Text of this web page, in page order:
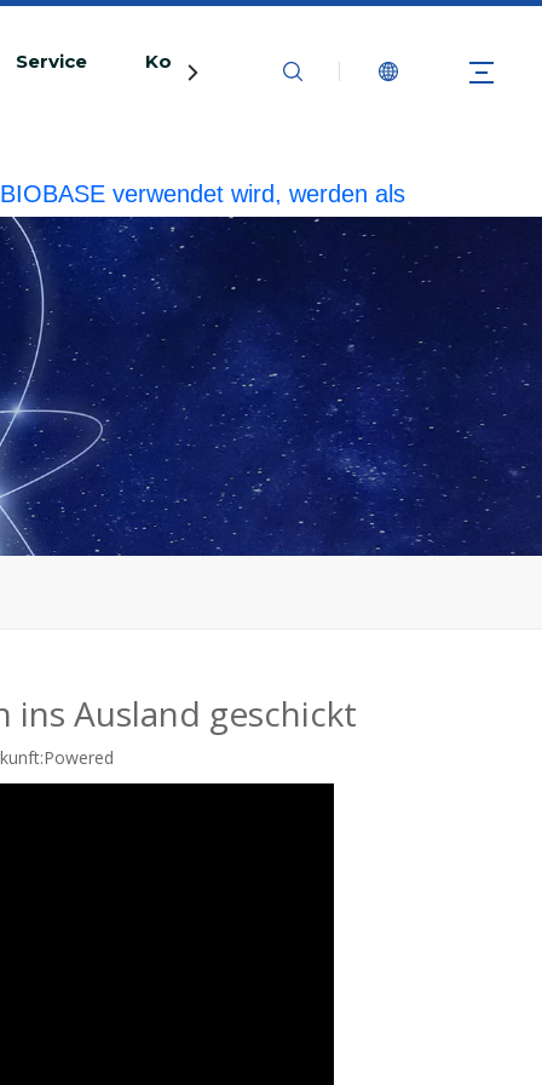
Service Kontaktiere uns
verwendet wird, werden als
Haftung prüfen. 20240510
ins Ausland geschickt
Powered